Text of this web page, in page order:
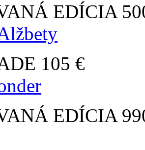
EDÍCIA
105 €
EDÍCIA